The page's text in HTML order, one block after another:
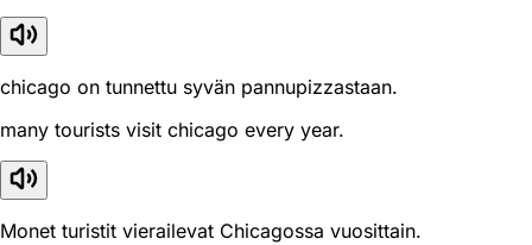
chicago on tunnettu syvän pannupizzastaan.
many tourists visit chicago every year.
Monet turistit vierailevat Chicagossa vuosittain.